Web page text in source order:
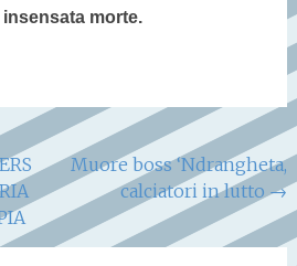
morte.
Muore boss ‘Ndrangheta,
calciatori in lutto→